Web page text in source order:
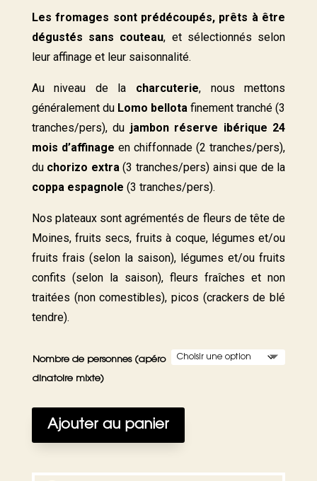
Les fromages sont prédécoupés, prêts à être
dégustés sans couteau, et sélectionnés selon
leur affinage et leur saisonnalité.
Au niveau de la charcuterie, nous mettons
généralement du Lomo bellota finement tranché (3
tranches/pers), du jambon réserve ibérique 24
mois d’affinage en chiffonnade (2 tranches/pers),
du chorizo extra(3 tranches/pers) ainsi que de la
coppa espagnole (3 tranches/pers).
Nos plateaux sont agrémentés de fleurs de tête de
Moines, fruits secs, fruits à coque, légumes et/ou
fruits frais (selon la saison), légumes et/ou fruits
confits (selon la saison), fleurs fraîches et non
traitées (non comestibles), picos (crackers de blé
tendre).
Nombre de personnes (apéro
dinatoire mixte)
Ajouter au panier